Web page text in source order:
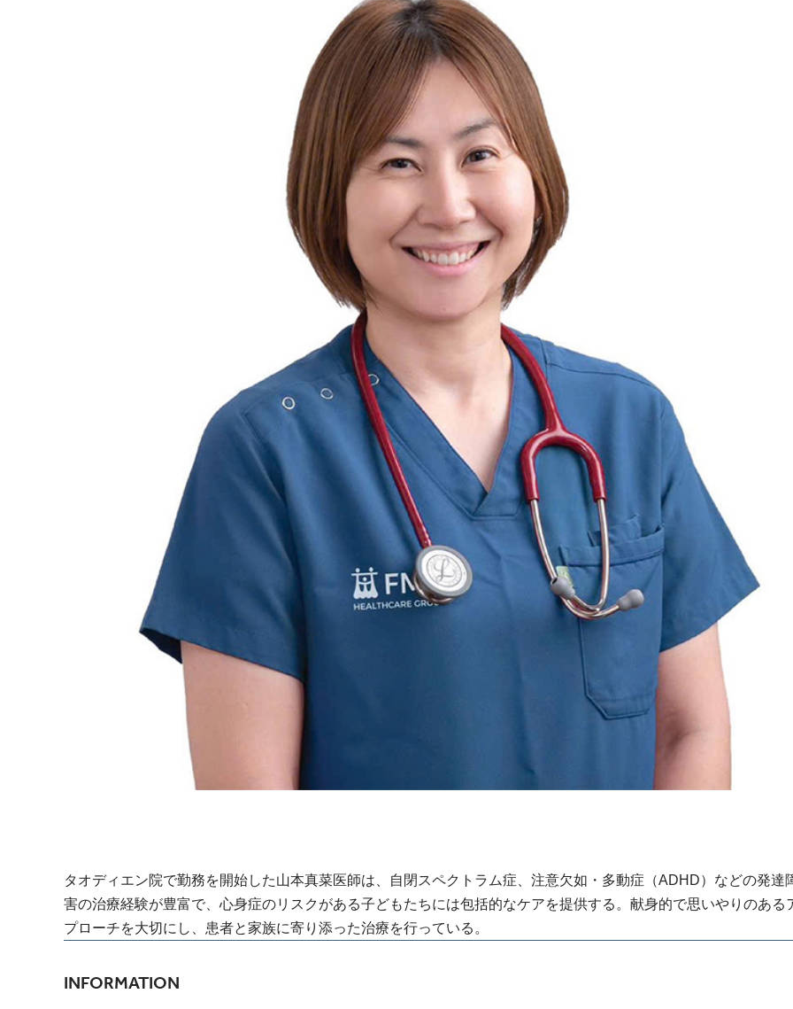
タオディエン院で勤務を開始した山本真菜医師は、自閉スペクトラム症、注意欠如・多動症（ADHD）などの発達
害の治療経験が豊富で、心身症のリスクがある子どもたちには包括的なケアを提供する。献身的で思いやりのある
プローチを大切にし、患者と家族に寄り添った治療を行っている。
INFORMATION